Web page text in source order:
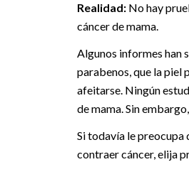
Realidad:No hay
cáncer de mama.
Algunos informes han
parabenos, que la piel
afeitarse. Ningún
de mama. Sin
Si todavía le preocupa
contraer cáncer, elija